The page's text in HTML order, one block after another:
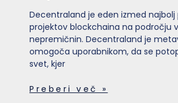
Decentraland je eden izmed najbolj
projektov blockchaina na področju
nepremičnin. Decentraland je
omogoča uporabnikom, da se
svet, kjer
Preberi več »